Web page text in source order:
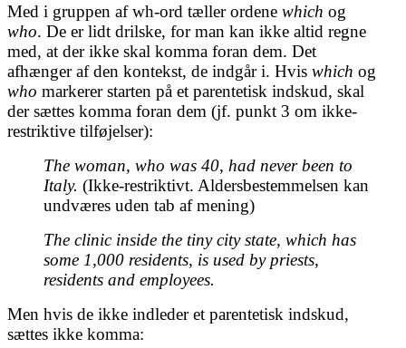
Med i gruppen af wh-ord tæller ordene which og
who. De er lidt drilske, for man kan ikke altid regne
med, at der ikke skal komma foran dem. Det
afhænger af den kontekst, de indgår i. Hvis which og
who markerer starten på et parentetisk indskud, skal
der sættes komma foran dem (jf. punkt 3 om ikke-
restriktive tilføjelser):
The woman, who was 40, had never been to
Italy. (Ikke-restriktivt. Aldersbestemmelsen kan
undværes uden tab af mening)
The clinic inside the tiny city state, which has
some 1,000 residents, is used by priests,
residents and employees.
Men hvis de ikke indleder et parentetisk indskud,
sættes ikke komma: